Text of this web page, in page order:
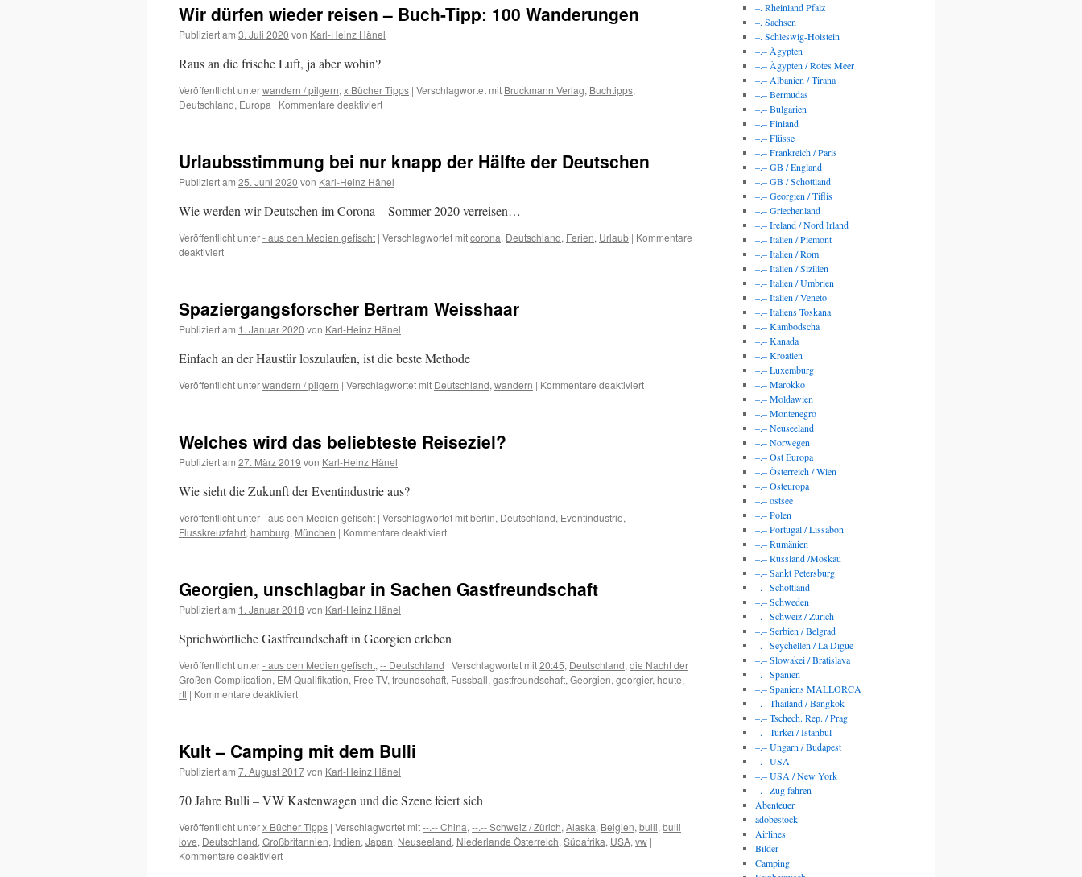
mal
weg!
–
Deutschland
Wir dürfen wieder reisen – Buch-Tipp: 100 Wanderungen
Publiziert am 3. Juli 2020 von Karl-Heinz Hänel
Raus an die frische Luft, ja aber wohin?
Veröffentlicht unterwandern / pilgern, x Bücher Tipps | Verschlagwortet mit Bruckmann Verlag, Buchtipps,
Deutschland, Europa | Kommentare deaktiviertfür
reisen
Buch-
Tipp:
100
Wanderungen
Urlaubsstimmung bei nur knapp der Hälfte der Deutschen
Publiziert am 25. Juni 2020 von Karl-Heinz Hänel
Wie werden wir Deutschen im Corona – Sommer 2020 verreisen…
Veröffentlicht unter- aus den Medien gefischt | Verschlagwortet mitcorona, Deutschland, Ferien, Urlaub | Kommentare
deaktiviertfür
knapp
Hälfte
Deutschen
Spaziergangsforscher Bertram Weisshaar
Publiziert am 1. Januar 2020 von Karl-Heinz Hänel
Einfach an der Haustür loszulaufen, ist die beste Methode
Veröffentlicht unterwandern / pilgern | Verschlagwortet mit Deutschland, wandern | Kommentare deaktiviertfür
Welches wird das beliebteste Reiseziel?
Publiziert am 27. März 2019 von Karl-Heinz Hänel
Wie sieht die Zukunft der Eventindustrie aus?
Veröffentlicht unter- aus den Medien gefischt | Verschlagwortet mitberlin, Deutschland, Eventindustrie,
Flusskreuzfahrt, hamburg, München | Kommentare deaktiviertfür
beliebteste
Georgien, unschlagbar in Sachen Gastfreundschaft
Publiziert am 1. Januar 2018 von Karl-Heinz Hänel
Sprichwörtliche Gastfreundschaft in Georgien erleben
Veröffentlicht unter- aus den Medien gefischt, -- Deutschland | Verschlagwortet mit20:45, Deutschland, die Nacht der
Großen Complication, EM Qualifikation, Free TV, freundschaft, Fussball, gastfreundschaft, Georgien, georgier, heute,
rtl | Kommentare deaktiviertfür
Sachen
Gastfreundschaft
Kult – Camping mit dem Bulli
Publiziert am 7. August 2017von Karl-Heinz Hänel
70 Jahre Bulli – VW Kastenwagen und die Szene feiert sich
Veröffentlicht unterx Bücher Tipps | Verschlagwortet mit--.-- China, --.-- Schweiz / Zürich, Alaska, Belgien, bulli, bulli
love, Deutschland, Großbritannien, Indien, Japan, Neuseeland, Niederlande Österreich, Südafrika, USA, vw |
Kommentare deaktiviertfür
–. Rheinland Pfalz
–. Sachsen
–. Schleswig-Holstein
–.– Ägypten
–.– Ägypten / Rotes Meer
–.– Albanien / Tirana
–.– Bermudas
–.– Bulgarien
–.– Finland
–.– Flüsse
–.– Frankreich / Paris
–.– GB / England
–.– GB / Schottland
–.– Georgien / Tiflis
–.– Griechenland
–.– Ireland / Nord Irland
–.– Italien / Piemont
–.– Italien / Rom
–.– Italien / Sizilien
–.– Italien / Umbrien
–.– Italien / Veneto
–.– Italiens Toskana
–.– Kambodscha
–.– Kanada
–.– Kroatien
–.– Luxemburg
–.– Marokko
–.– Moldawien
–.– Montenegro
–.– Neuseeland
–.– Norwegen
–.– Ost Europa
–.– Österreich / Wien
–.– Osteuropa
–.– ostsee
–.– Polen
–.– Portugal / Lissabon
–.– Rumänien
–.– Russland /Moskau
–.– Sankt Petersburg
–.– Schottland
–.– Schweden
–.– Schweiz / Zürich
–.– Serbien / Belgrad
–.– Seychellen / La Digue
–.– Slowakei / Bratislava
–.– Spanien
–.– Spaniens MALLORCA
–.– Thailand / Bangkok
–.– Tschech. Rep. / Prag
–.– Türkei / Istanbul
–.– Ungarn / Budapest
–.– USA
–.– USA / New York
–.– Zug fahren
Abenteuer
adobestock
Airlines
Bilder
Camping